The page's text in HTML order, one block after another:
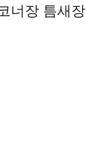
너장 틈새장